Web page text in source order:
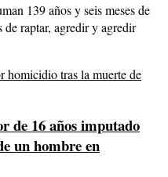
139 años y seis meses de
raptar, agredir y agredir
de 16 años imputado
un hombre en